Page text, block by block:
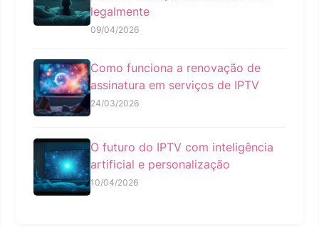
legalmente
09/04/2026
Como funciona a renovação de
assinatura em serviços de IPTV
24/03/2026
O futuro do IPTV com inteligência
artificial e personalização
10/04/2026